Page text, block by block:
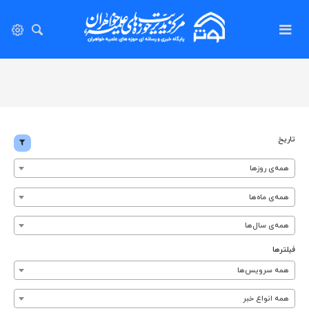
تاریخ
همه‌ی روزها
همه‌ی ماه‌ها
همه‌ی سال‌ها
فیلترها
همه سرویس‌ها
همه انواع خبر